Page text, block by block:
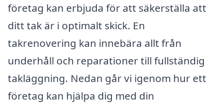
företag kan erbjuda för att säkerställa att
ditt tak är i optimalt skick. En
takrenovering kan innebära allt från
underhåll och reparationer till fullständig
takläggning. Nedan går vi igenom hur ett
företag kan hjälpa dig med din